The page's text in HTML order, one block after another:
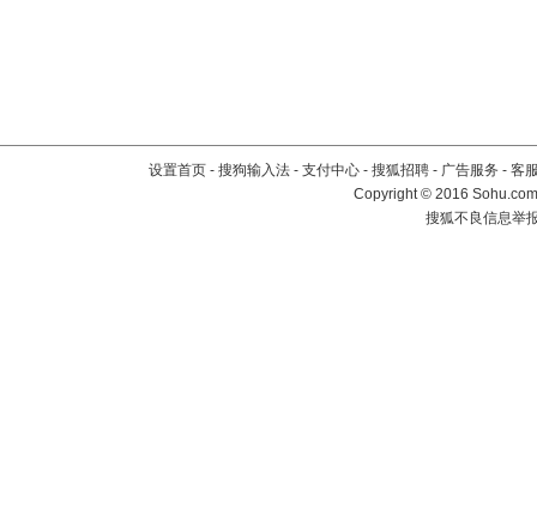
设置首页 - 搜狗输入法 - 支付中心 - 搜狐招聘 - 广告服务 - 客
Copyright©2016
搜狐不良信息举